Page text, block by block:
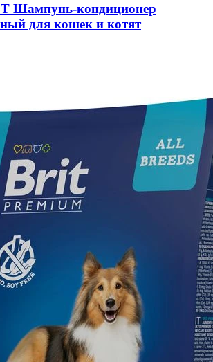
Шампунь-кондиционер
для кошек и котят